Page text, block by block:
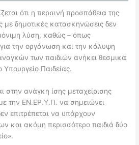
ότι η περσινή προσπάθεια της
με δημοτικές κατασκηνώσεις δεν
λύση, καθώς – όπως
την οργάνωση και την κάλυψη
των παιδιών ανήκει θεσμικά
Υπουργείο Παιδείας.
στην ανάγκη ίσης μεταχείρισης
την ΕΝ.ΕΡ.Υ.Π. να σημειώνει
επιτρέπεται να υπάρχουν
και ακόμη περισσότερο παιδιά δύο